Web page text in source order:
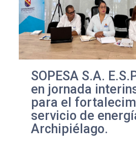
SOPESA S.A.
en jornada
para el
servicio de
Archipiélago.